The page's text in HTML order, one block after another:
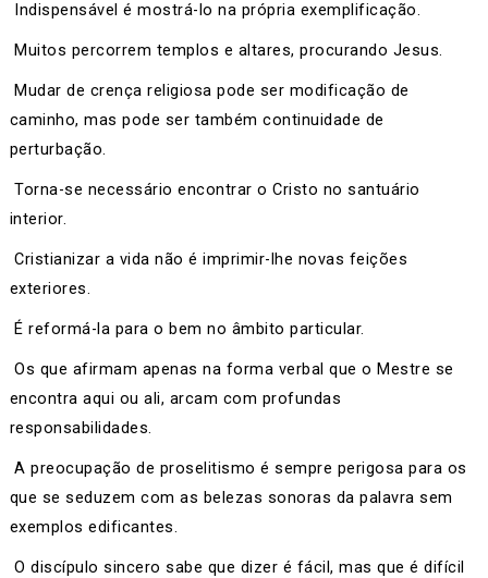
Indispensável é mostrá-lo na própria exemplificação.
Muitos percorrem templos e altares, procurando Jesus.
Mudar de crença religiosa pode ser modificação de
caminho, mas pode ser também continuidade de
perturbação.
Torna-se necessário encontrar o Cristo no santuário
interior.
Cristianizar a vida não é imprimir-lhe novas feições
exteriores.
É reformá-la para o bem no âmbito particular.
Os que afirmam apenas na forma verbal que o Mestre se
encontra aqui ou ali, arcam com profundas
responsabilidades.
A preocupação de proselitismo é sempre perigosa para os
que se seduzem com as belezas sonoras da palavra sem
exemplos edificantes.
O discípulo sincero sabe que dizer é fácil, mas que é difícil